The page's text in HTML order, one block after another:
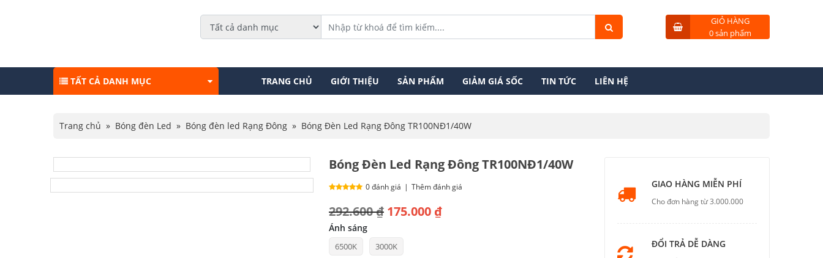
GIỎ HÀNG
0 sản phẩm
TẤT CẢ DANH MỤC TRANG CHỦ GIỚI THIỆU SẢN PHẨM GIẢM GIÁ SỐC TIN TỨC LIÊN HỆ
Trang chủ » Bóng đèn Led » Bóng đèn led Rạng Đông » Bóng Đèn Led Rạng Đông TR100NĐ1/40W
Bóng Đèn Led Rạng Đông TR100NĐ1/40W
0 đánh giá | Thêm đánh giá
292.600₫
Giá
gốc
là:
175.000 ₫
Giá
hiện
tại
Ánh sáng
6500K 3000K
GIAO HÀNG MIỄN PHÍ
Cho đơn hàng từ 3.000.000
ĐỔI TRẢ DỄ DÀNG